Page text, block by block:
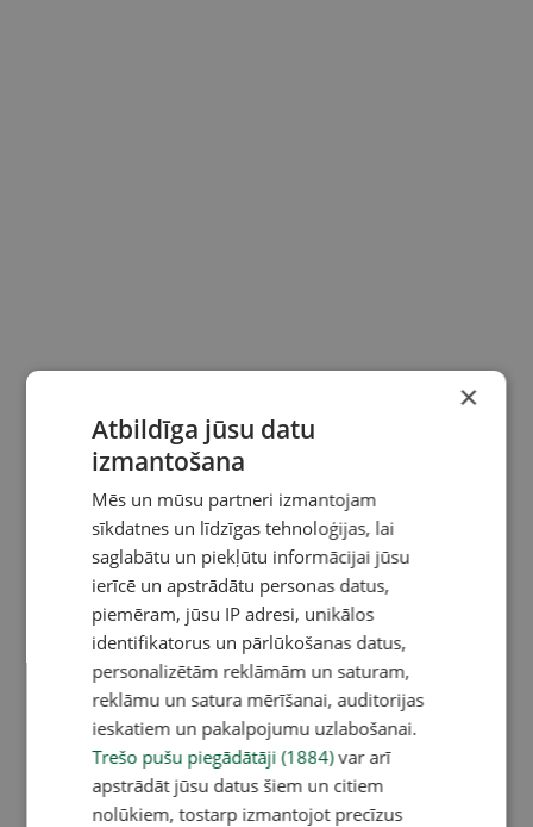
×
Atbildīga jūsu datu
izmantošana
Mēs un mūsu partneri izmantojam
sīkdatnes un līdzīgas tehnoloģijas, lai
saglabātu un piekļūtu informācijai jūsu
ierīcē un apstrādātu personas datus,
piemēram, jūsu IP adresi, unikālos
identifikatorus un pārlūkošanas datus,
personalizētām reklāmām un saturam,
reklāmu un satura mērīšanai, auditorijas
ieskatiem un pakalpojumu uzlabošanai.
Trešo pušu piegādātāji (1884)var arī
apstrādāt jūsu datus šiem un citiem
nolūkiem, tostarp izmantojot precīzus